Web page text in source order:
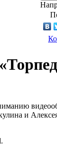
и